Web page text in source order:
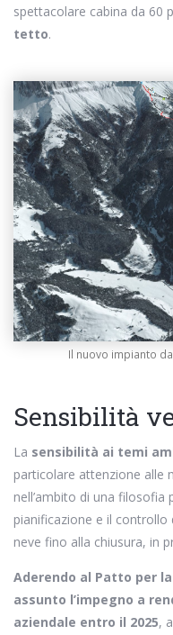
spettacolare cabina da 60
tetto.
Il nuovo impianto
Sensibilità
La sensibilità ai temi
particolare attenzione alle
nell’ambito di una filosofia
pianificazione e il controllo
neve fino alla chiusura, in
Aderendo al Patto per
assunto l’impegno a
aziendale entro il 2025,